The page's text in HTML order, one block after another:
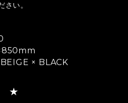
さい。
× BLACK